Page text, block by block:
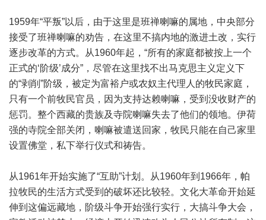
1959年“平叛”以后，由于这里是班禅喇嘛的属地，中央部分
接受了班禅喇嘛的劝告，在这里不搞内地的激进土改，实行
逐步改革的方式。从1960年起，“所有的家庭都被按上一个
正式的‘阶级’成分”，尽管在这里找不出马克思主义定义下
的“剥削”阶级，被定为富裕户或农奴主代理人的牧民家庭，
只有一个前牧民官员，因为支持达赖喇嘛，受到没收财产的
惩罚。整个西藏的贵族及寺院喇嘛失去了他们的领地。伊荷
强的寺院全部关闭，喇嘛被遣送回家，牧民只能在自己家里
设置佛堂，私下举行仪式和祷告。
从1961年开始实施了“互助”计划。从1960年到1966年，帕
拉牧民的生活方式受到的破坏还比较轻。文化大革命开始延
伸到这偏远藏地，阶级斗争开始强行实行，大搞斗争大会，